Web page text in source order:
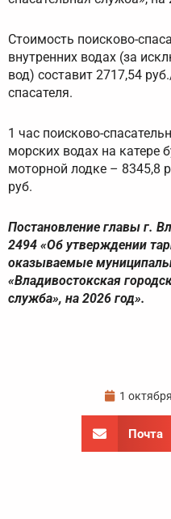
Стоимость поисково-
внутренних водах (за
вод) составит 2717,54
спасателя.
1 час поисково-
морских водах на катере
моторной лодке – 8345,8
руб.
Постановление главы г.
2494 «Об утверждении
оказываемые
«Владивостокская
служба», на 2026 год».
1
Почта